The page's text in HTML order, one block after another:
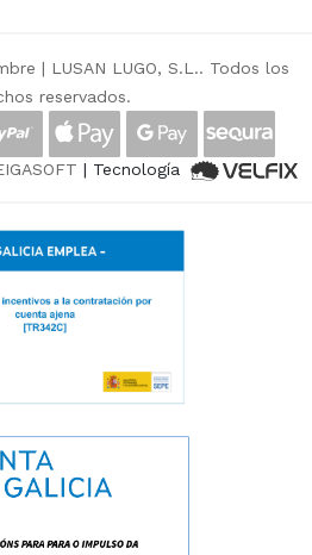
| LUSAN LUGO, S.L.. Todos los
reservados.
| Tecnología